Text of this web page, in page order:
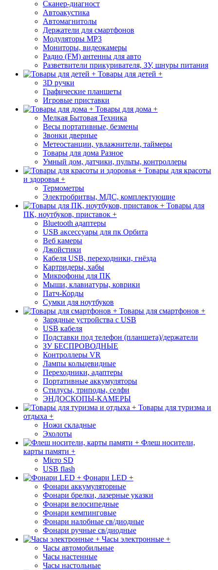
Сканер-диагност
Автоакустика
Автомагнитолы
Держатели для смартфонов
Модуляторы МР3
Мониторы, видеокамеры
Радио (FM) антенны для авто
Разветвители прикуривателя, ЗУ, шнуры питания
Товары для детей +
3D ручки
Графические планшеты
Игровые приставки
Товары для дома +
Мелкая Бытовая Техника
Весы портативные, безмены
Звонки дверные
Метеостанции, увлажнители, таймеры
Товары для дома Разное
Умный дом, датчики, пульты, контроллеры
Товары для красоты
и здоровья +
Термометры
Электробритвы, МДС, комплектующие
Товары для
ПК, ноутбуков, приставок +
Bluetooth адаптеры
USB аксессуары для пк Орбита
Веб камеры
Джойстики
Кабеля USB, переходники, гнёзда
Картридеры, хабы
Микрофоны для ПК
Мыши, клавиатуры, коврики
Патч-Корды
Сумки для ноутбуков
Товары для смартфонов +
Зарядные устройства с USB
USB кабеля
Подставки под телефон (планшета)/держатели
ЗУ БЕСПРОВОДНЫЕ
Контроллеры VR
Лампы кольцевидные
Переходники, адаптеры
Портативные аккумуляторы
Стилусы, триподы, селфи
ЭНДОСКОПЫ-КАМЕРЫ
Товары для туризма и
отдыха +
Ножи складные
Эхолоты
Флеш носители,
карты памяти +
Micro SD
USB flash
Фонари LED +
Фонари аккумуляторные
Фонари брелки, лазерные указки
Фонари велосипедные
Фонари кемпинговые
Фонари налобные св/диодные
Фонари ручные св/диодные
Часы электронные +
Часы автомобильные
Часы настенные
Часы настольные